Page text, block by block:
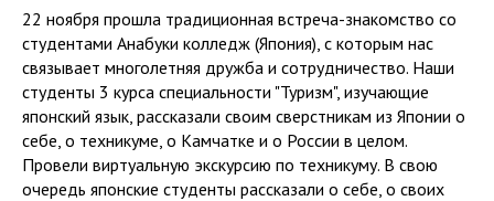
22 ноября прошла традиционная встреча-знакомство со
студентами Анабуки колледж (Япония), с которым нас
связывает многолетняя дружба и сотрудничество. Наши
студенты 3 курса специальности "Туризм", изучающие
японский язык, рассказали своим сверстникам из Японии о
себе, о техникуме, о Камчатке и о России в целом.
Провели виртуальную экскурсию по техникуму. В свою
очередь японские студенты рассказали о себе, о своих